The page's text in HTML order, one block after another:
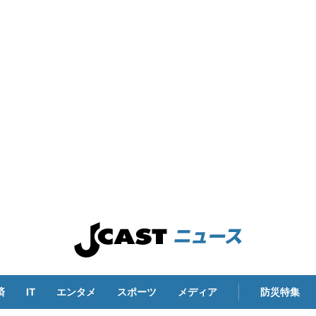
IT エンタメ スポーツ メディア 防災特集